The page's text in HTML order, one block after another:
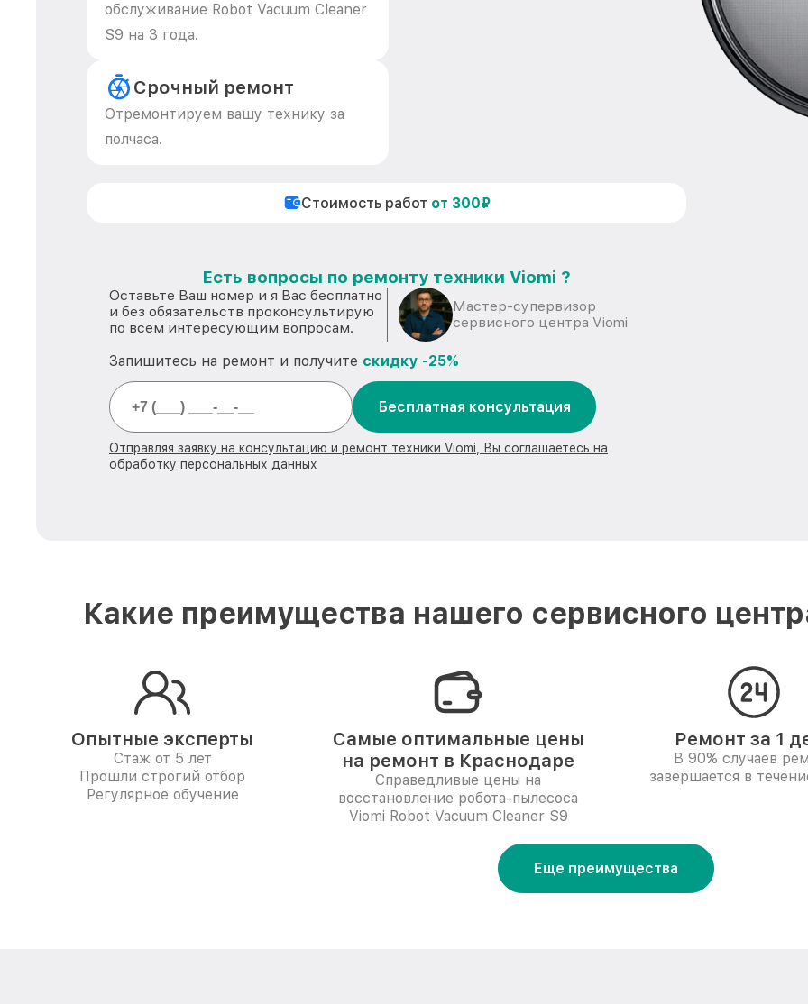
обслуживание Robot Vacuum Cleaner
S9 на 3 года.
Срочный ремонт
Отремонтируем вашу технику за
полчаса.
Стоимость работ от 300₽
Есть вопросы по ремонту техники Viomi ?
Оставьте Ваш номер и я Вас бесплатно
и без обязательств проконсультирую
по всем интересующим вопросам.
Мастер-супервизор
сервисного центра Viomi
Запишитесь на ремонт и получите скидку -25%
Бесплатная консультация
Отправляя заявку на консультацию и ремонт техники Viomi, Вы соглашаетесь на
обработку персональных данных
Какие преимущества нашего сервисного
Опытные эксперты
Стаж от 5 лет
Прошли строгий отбор
Регулярное обучение
Самые оптимальные цены
на ремонт в Краснодаре
Справедливые цены на
восстановление робота-пылесоса
Viomi Robot Vacuum Cleaner S9
Ремонт за 1
В 90% случаев
завершается в
Еще преимущества